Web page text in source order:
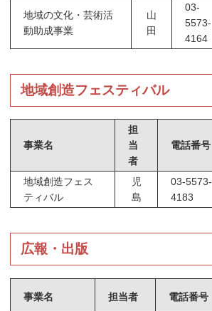
地域の文化・芸術活
動助成事業
山
田
03-
5573-
4164
地域創造フェスティバル
事業名
担
当
者
電話番号
地域創造フェス
ティバル
児
島
03-5573-
4183
広報・出版
事業名 担当者 電話番号